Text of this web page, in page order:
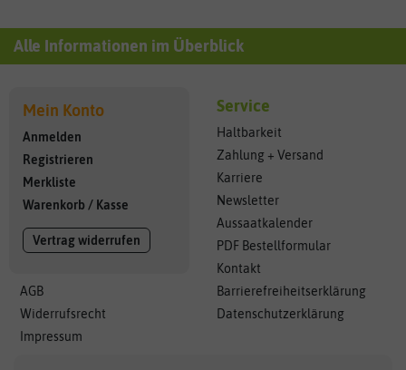
Alle Informationen im Überblick
Mein Konto
Anmelden
Registrieren
Merkliste
Warenkorb / Kasse
Vertrag widerrufen
AGB
Widerrufsrecht
Impressum
Service
Haltbarkeit
Zahlung + Versand
Karriere
Newsletter
Aussaatkalender
PDF Bestellformular
Kontakt
Barrierefreiheitserklärung
Datenschutzerklärung